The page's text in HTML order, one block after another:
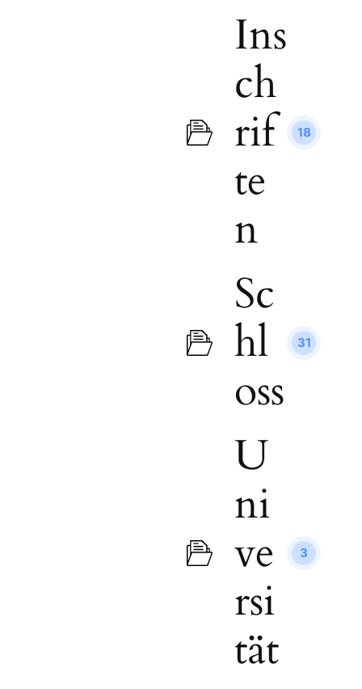
Ins
ch
rif
te
n
18
Sc
hl
oss
31
U
ni
ve
rsi
tät
3